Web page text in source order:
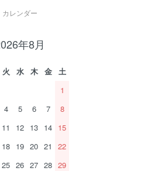
カレンダー
年8月
火 水 木 金
土
1
4 5 6 7
8
11 12 13 14 15
18 19 20 21
22
25 26 27 28 29